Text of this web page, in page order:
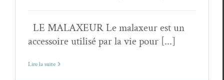
LE MALAXEUR Le malaxeur est un
accessoire utilisé par la vie pour [...]
Lire la suite